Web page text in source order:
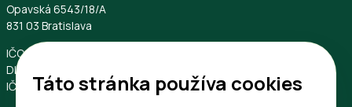
Opavská 6543/18/A
831 03 Bratislava
IČO: 56796544
DIČ: 2122453740
IČ DPH: SK2122453740
Táto stránka používa cookies